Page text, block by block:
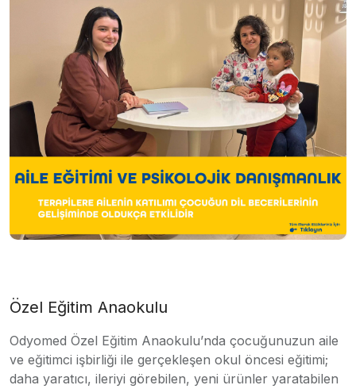
Özel Eğitim Anaokulu
Odyomed Özel Eğitim Anaokulu’nda çocuğunuzun aile
ve eğitimci işbirliği ile gerçekleşen okul öncesi eğitimi;
daha yaratıcı, ileriyi görebilen, yeni ürünler yaratabilen